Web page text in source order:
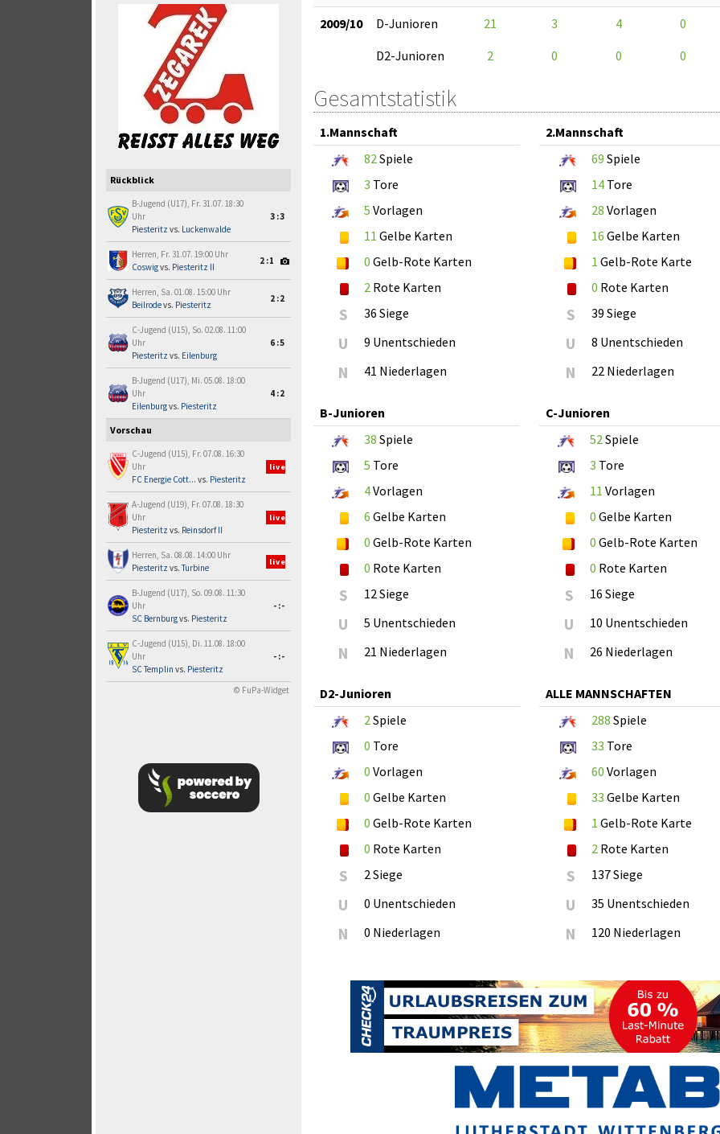
Rückblick
B-Jugend (U17), Fr. 31.07. 18:30
Uhr
Piesteritz vs. Luckenwalde
3:3
Herren, Fr. 31.07. 19:00 Uhr
Coswigvs. Piesteritz II
2:1
Herren, Sa. 01.08. 15:00 Uhr
Beilrodevs. Piesteritz
2:2
C-Jugend (U15), So. 02.08. 11:00
Uhr
Piesteritz vs. Eilenburg
6:5
B-Jugend (U17), Mi. 05.08. 18:00
Uhr
Eilenburgvs. Piesteritz
4:2
Vorschau
C-Jugend (U15), Fr. 07.08. 16:30
Uhr
FC Energie Cott... vs. Piesteritz
live
A-Jugend (U19), Fr. 07.08. 18:30
Uhr
Piesteritz vs. Reinsdorf II
live
Herren, Sa. 08.08. 14:00 Uhr
Piesteritz vs.Turbine
live
B-Jugend (U17), So. 09.08. 11:30
Uhr
SC Bernburgvs. Piesteritz
-:-
C-Jugend (U15), Di. 11.08. 18:00
Uhr
SC Templin vs. Piesteritz
-:-
© FuPa-Widget
2009/10 D-Junioren 21 3 4 0
D2-Junioren
2 0 0 0
Gesamtstatistik
1.Mannschaft
82Spiele
3 Tore
5 Vorlagen
11 Gelbe Karten
0 Gelb-Rote Karten
2 Rote Karten
S 36 Siege
U 9 Unentschieden
N 41 Niederlagen
2.Mannschaft
69 Spiele
14 Tore
28 Vorlagen
16 Gelbe Karten
1 Gelb-Rote Karte
0 Rote Karten
S 39 Siege
U 8 Unentschieden
N 22 Niederlagen
B-Junioren
38 Spiele
5 Tore
4Vorlagen
6 Gelbe Karten
0 Gelb-Rote Karten
0 Rote Karten
S 12 Siege
U 5 Unentschieden
N 21 Niederlagen
C-Junioren
52Spiele
3 Tore
11 Vorlagen
0 Gelbe Karten
0 Gelb-Rote Karten
0 Rote Karten
S 16 Siege
U 10 Unentschieden
N 26 Niederlagen
D2-Junioren
2Spiele
0 Tore
0 Vorlagen
0 Gelbe Karten
0 Gelb-Rote Karten
0 Rote Karten
S 2 Siege
U 0 Unentschieden
N 0 Niederlagen
ALLE MANNSCHAFTEN
288 Spiele
33 Tore
60 Vorlagen
33 Gelbe Karten
1 Gelb-Rote Karte
2 Rote Karten
S 137 Siege
U 35 Unentschieden
N 120 Niederlagen